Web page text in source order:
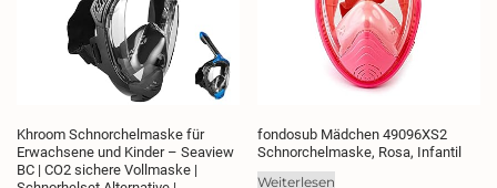
Khroom Schnorchelmaske für
Erwachsene und Kinder – Seaview
BC | CO2 sichere Vollmaske |
fondosub Mädchen 49096XS2
Schnorchelmaske, Rosa, Infantil
Weiterlesen